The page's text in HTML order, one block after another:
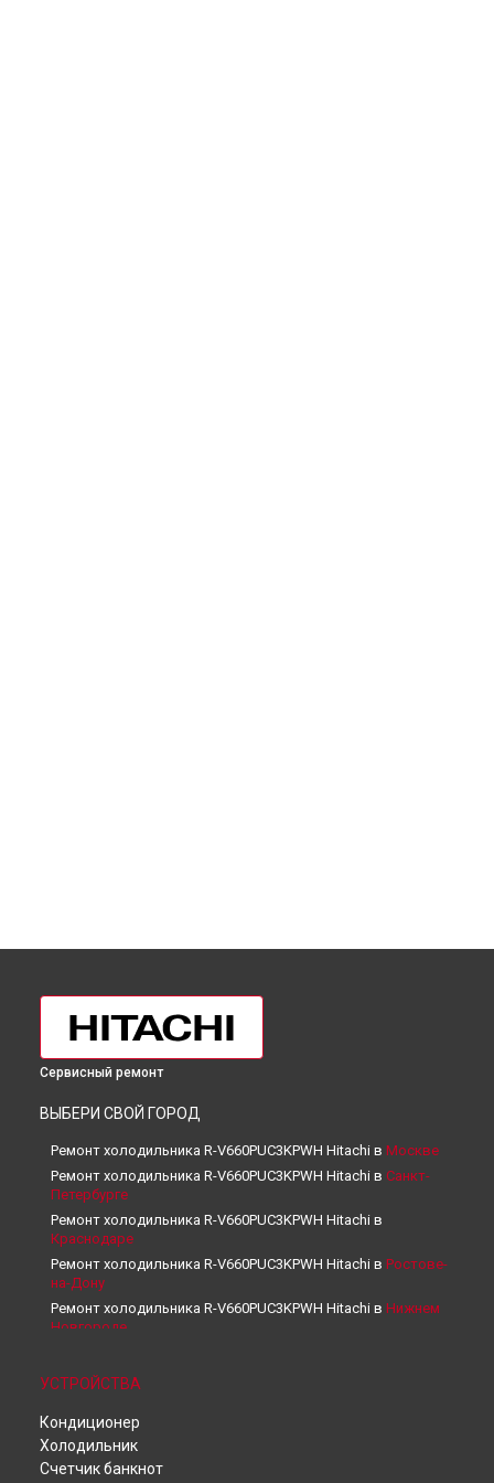
Сервисный ремонт
ВЫБЕРИ СВОЙ ГОРОД
Ремонт холодильника R-V660PUC3KPWH Hitachi в Москве
Ремонт холодильника R-V660PUC3KPWH Hitachi в Санкт-
Петербурге
Ремонт холодильника R-V660PUC3KPWH Hitachi в
Краснодаре
Ремонт холодильника R-V660PUC3KPWH Hitachi в Ростове-
на-Дону
Ремонт холодильника R-V660PUC3KPWH Hitachi в Нижнем
Новгороде
Новосибирске
Челябинске
Ремонт холодильника R-V660PUC3KPWH Hitachi в
Екатеринбурге
УСТРОЙСТВА
Кондиционер
Холодильник
Счетчик банкнот